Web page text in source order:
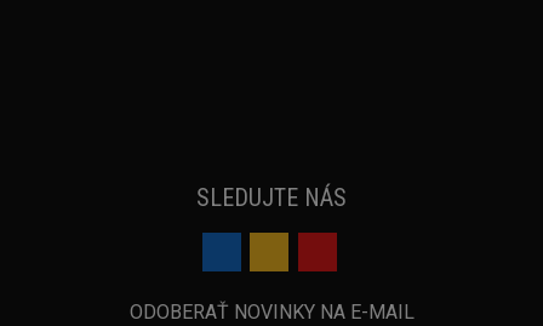
SLEDUJTE NÁS
ODOBERAŤ NOVINKY NA E-MAIL